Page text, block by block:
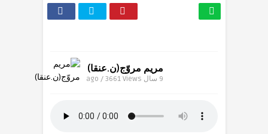
مریم مروّج(ن.عنقا)
9 سال ago / 3661 Views